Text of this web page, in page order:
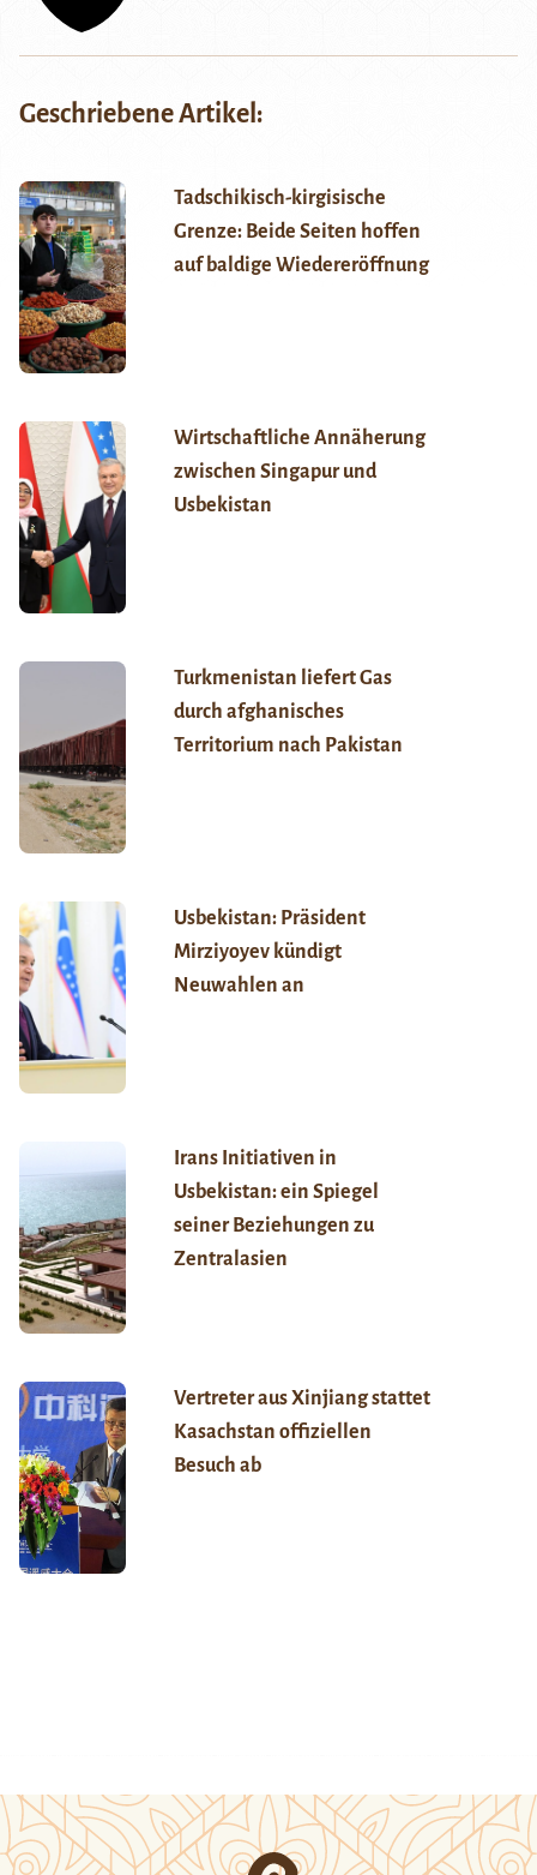
Geschriebene Artikel:
Tadschikisch-kirgisische
Grenze: Beide Seiten hoffen
auf baldige Wiedereröffnung
Wirtschaftliche Annäherung
zwischen Singapur und
Usbekistan
Turkmenistan liefert Gas
durch afghanisches
Territorium nach Pakistan
Usbekistan: Präsident
Mirziyoyev kündigt
Neuwahlen an
Irans Initiativen in
Usbekistan: ein Spiegel
seiner Beziehungen zu
Zentralasien
Vertreter aus Xinjiang stattet
Kasachstan offiziellen
Besuch ab